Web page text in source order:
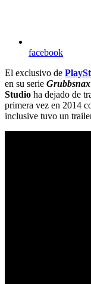
facebook
El exclusivo de
en su serie Grubbsnax
Studio ha dejado de
primera vez en 2014
inclusive tuvo un